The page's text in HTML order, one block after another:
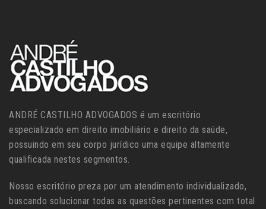
ANDRÉ CASTILHO ADVOGADOS é um escritório
especializado em direito imobiliário e direito da saúde,
possuindo em seu corpo jurídico uma equipe altamente
qualificada nestes segmentos.
Nosso escritório preza por um atendimento individualizado,
buscando solucionar todas as questões pertinentes com total